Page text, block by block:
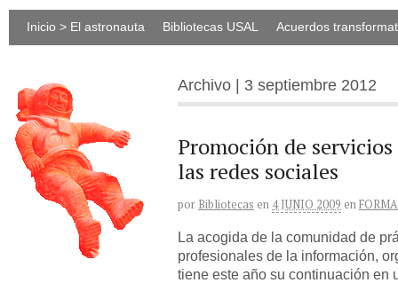
Inicio > El astronauta Bibliotecas USAL Acuerdos
Archivo | 3 septiembre 2012
Promoción de
las redes sociales
por Bibliotecas en 4 JUNIO 2009 en
La acogida de la comunidad de
profesionales de la información,
tiene este año su continuación en